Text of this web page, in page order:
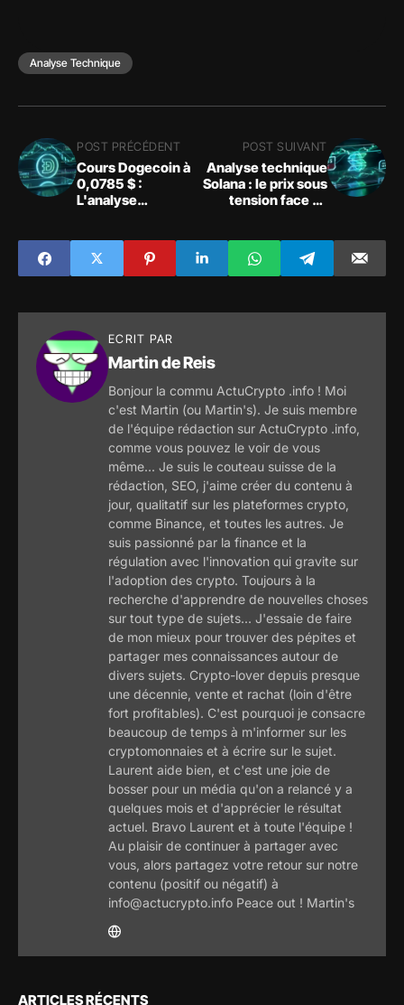
Analyse Technique
POST PRÉCÉDENT
Cours Dogecoin à
0,0785 $ :
L'analyse
pression
POST SUIVANT
Analyse technique
Solana : le prix sous
tension face au
ECRIT PAR
Martin de Reis
Bonjour la commu ActuCrypto .info ! Moi
c'est Martin (ou Martin's). Je suis membre
de l'équipe rédaction sur ActuCrypto .info,
comme vous pouvez le voir de vous
même... Je suis le couteau suisse de la
rédaction, SEO, j'aime créer du contenu à
jour, qualitatif sur les plateformes crypto,
comme Binance, et toutes les autres. Je
suis passionné par la finance et la
régulation avec l'innovation qui gravite sur
l'adoption des crypto. Toujours à la
recherche d'apprendre de nouvelles choses
sur tout type de sujets... J'essaie de faire
de mon mieux pour trouver des pépites et
partager mes connaissances autour de
divers sujets. Crypto-lover depuis presque
une décennie, vente et rachat (loin d'être
fort profitables). C'est pourquoi je consacre
beaucoup de temps à m'informer sur les
cryptomonnaies et à écrire sur le sujet.
Laurent aide bien, et c'est une joie de
bosser pour un média qu'on a relancé y a
quelques mois et d'apprécier le résultat
actuel. Bravo Laurent et à toute l'équipe !
Au plaisir de continuer à partager avec
vous, alors partagez votre retour sur notre
contenu (positif ou négatif) à
info@actucrypto.info Peace out ! Martin's
ARTICLES RÉCENTS